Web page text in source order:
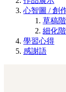
心智圖 / 創
草稿
細化
學習心得
感謝語